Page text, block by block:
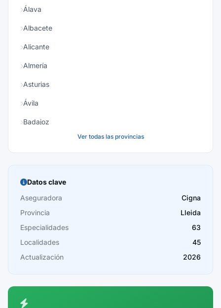
Álava
Albacete
Alicante
Almería
Asturias
Ávila
Badajoz
Burgos
Cáceres
Cádiz
Cantabria
Castellón
Ver todas las provincias
Datos clave
Aseguradora
Cigna
Provincia
Lleida
Especialidades
63
Localidades
45
Actualización
2026